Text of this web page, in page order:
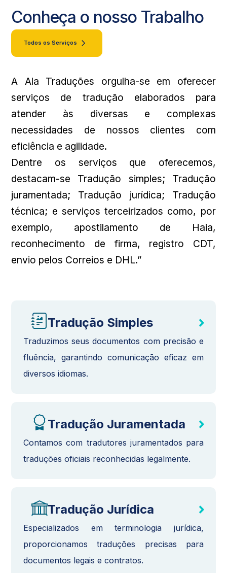
Conheça o nosso Trabalho
Todos os Serviços
A Ala Traduções orgulha-se em oferecer
serviços de tradução elaborados para
atender às diversas e complexas
necessidades de nossos clientes com
eficiência e agilidade.
Dentre os serviços que oferecemos,
destacam-se Tradução simples; Tradução
juramentada; Tradução jurídica; Tradução
técnica; e serviços terceirizados como, por
exemplo, apostilamento de Haia,
reconhecimento de firma, registro CDT,
envio pelos Correios e DHL.”
Tradução Simples
Traduzimos seus documentos com precisão e
fluência, garantindo comunicação eficaz em
diversos idiomas.
Tradução Juramentada
Contamos com tradutores juramentados para
traduções oficiais reconhecidas legalmente.
Tradução Jurídica
Especializados em terminologia jurídica,
proporcionamos traduções precisas para
documentos legais e contratos.